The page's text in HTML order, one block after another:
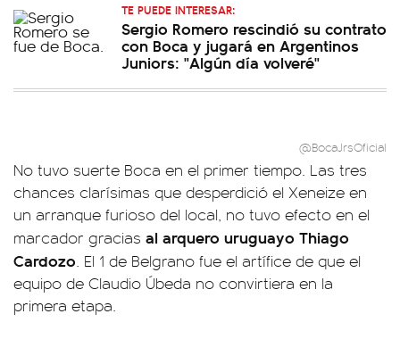
TE PUEDE INTERESAR:
Sergio Romero rescindió su contrato
con Boca y jugará en Argentinos
Juniors: "Algún día volveré"
@BocaJrsOficial
No tuvo suerte Boca en el primer tiempo. Las tres
chances clarísimas que desperdició el Xeneize en
un arranque furioso del local, no tuvo efecto en el
marcador gracias al arquero uruguayo Thiago
Cardozo. El 1 de Belgrano fue el artífice de que el
equipo de Claudio Úbeda no convirtiera en la
primera etapa.